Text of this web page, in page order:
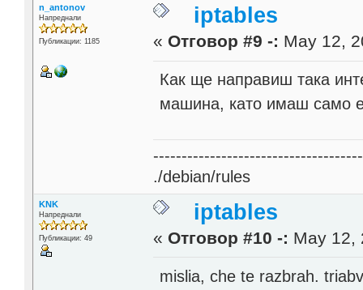
n_antonov
Напреднали
Публикации: 1185
iptables
« Отговор #9 -: May 12,
Как ще направиш така
машина, като имаш само
./debian/rules
KNK
Напреднали
Публикации: 49
iptables
« Отговор #10 -: May 12,
mislia, che te razbrah.